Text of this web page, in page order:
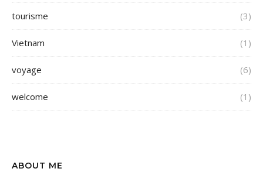
tourisme (3)
Vietnam (1)
voyage (6)
welcome (1)
ABOUT ME